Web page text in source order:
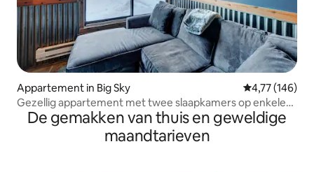
Appartement in Big Sky Gemiddelde
4,77 (146)
Gezellig appartement met twee slaapkamers op enkele
minuten van de pistes
De gemakken van thuis en geweldige
maandtarieven